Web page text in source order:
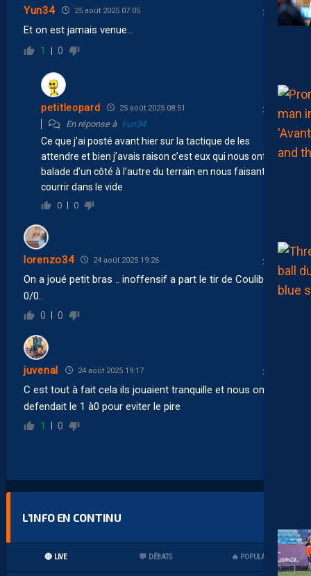
Yun34 25 août 2025 07:05
Et on est jamais venue…
1 0
petitleopard 25 août 2025 08:51
En réponse à Yun34
Ce que j’ai posté avant hier sur la tactique de les
attendre et bien j’avais raison c’est eux qui nous ont
balade d’un côté à l’autre du terrain en nous faisant
courrir dans le vide
0 0
lorenzo34 24 août 2025 19:26
On a joué petit bras .. inoffensif a part le tir de Coulibaly a
0/0..
0 0
juvenal 24 août 2025 19:17
C est tout à fait cela ils jouaient tranquille et nous on
defendait le 1 à0 pour eviter le pire
1 0
L’INFO EN CONTINU
🔴 LIVE 💬 DÉBATS 🔥 POPULAIRES